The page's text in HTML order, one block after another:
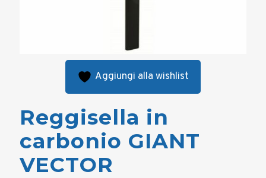
Aggiungi alla wishlist
Reggisella in
carbonio GIANT
VECTOR